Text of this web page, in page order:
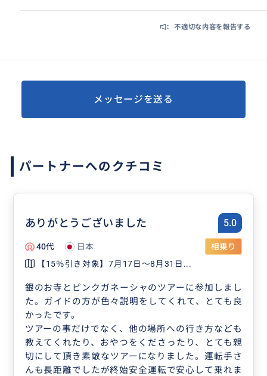
不適切な内容を報告する
メッセージを送る
パートナーへのクチコミ
ありがとうございました 5.0
40代 日本
相乗り
【15％引き対象】7月17日～8月31日...
銀のお寺とピンクガネーシャのツアーに参加しまし
た。ガイドの方が色々説明をしてくれて、とても良
かったです。
ツアーの事だけでなく、他の場所への行き方なども
教えてくれたり、おやつをくださったり、とても親
切にして頂き素敵なツアーになりました。運転手さ
んも長距離でしたが終始安全運転で安心して乗れま